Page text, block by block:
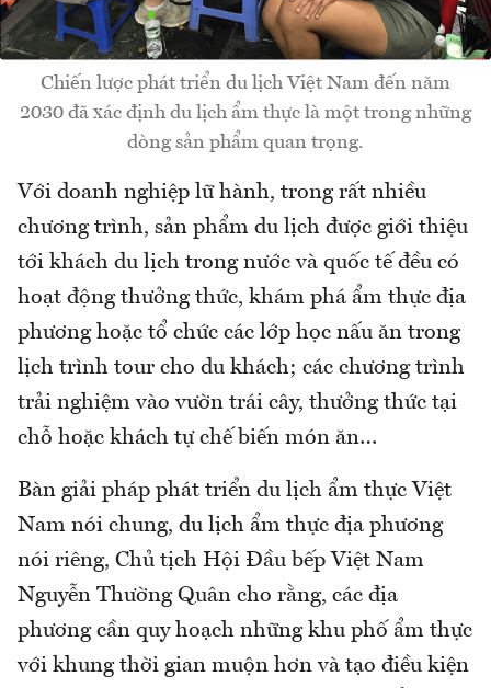
Chiến lược phát triển du lịch Việt Nam đến năm
2030 đã xác định du lịch ẩm thực là một trong những
dòng sản phẩm quan trọng.
Với doanh nghiệp lữ hành, trong rất nhiều
chương trình, sản phẩm du lịch được giới thiệu
tới khách du lịch trong nước và quốc tế đều có
hoạt động thưởng thức, khám phá ẩm thực địa
phương hoặc tổ chức các lớp học nấu ăn trong
lịch trình tour cho du khách; các chương trình
trải nghiệm vào vườn trái cây, thưởng thức tại
chỗ hoặc khách tự chế biến món ăn…
Bàn giải pháp phát triển du lịch ẩm thực Việt
Nam nói chung, du lịch ẩm thực địa phương
nói riêng, Chủ tịch Hội Đầu bếp Việt Nam
Nguyễn Thường Quân cho rằng, các địa
phương cần quy hoạch những khu phố ẩm thực
với khung thời gian muộn hơn và tạo điều kiện